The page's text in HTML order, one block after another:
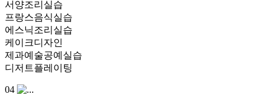
서양조리실습
프랑스음식실습
에스닉조리실습
케이크디자인
제과예술공예실습
디저트플레이팅
04